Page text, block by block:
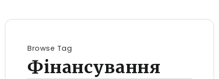
Browse Tag
Фінансування